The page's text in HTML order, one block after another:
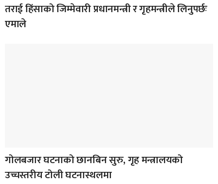
तराई हिंसाको जिम्मेवारी प्रधानमन्त्री र गृहमन्त्रीले लिनुपर्छः
एमाले
गोलबजार घटनाको छानबिन सुरु, गृह मन्त्रालयको
उच्चस्तरीय टोली घटनास्थलमा